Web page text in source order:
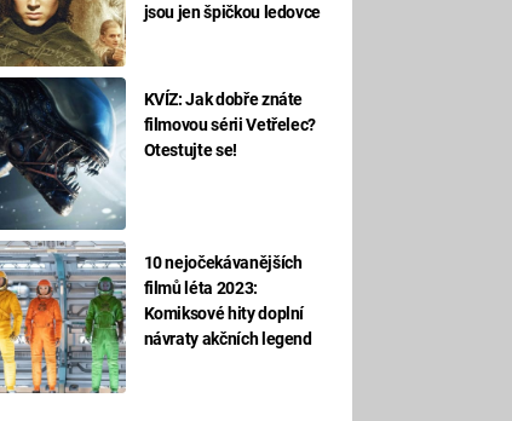
jsou jen špičkou ledovce
KVÍZ: Jak dobře znáte
filmovou sérii Vetřelec?
Otestujte se!
10 nejočekávanějších
filmů léta 2023:
Komiksové hity doplní
návraty akčních legend